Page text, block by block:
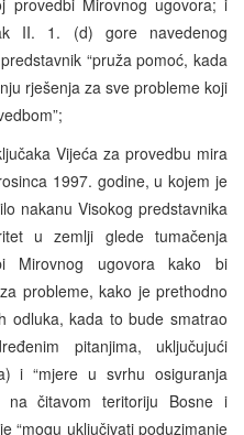
II. 1. (d) gore navedenog
“pruža pomoć, kada
rješenja za sve probleme koji
Vijeća za provedbu mira
1997. godine, u kojem je
nakanu Visokog predstavnika
u zemlji glede tumačenja
Mirovnog ugovora kako bi
probleme, kako je prethodno
odluka, kada to bude smatrao
pitanjima, uključujući
i “mjere u svrhu osiguranja
na čitavom teritoriju Bosne i
“mogu uključivati poduzimanje